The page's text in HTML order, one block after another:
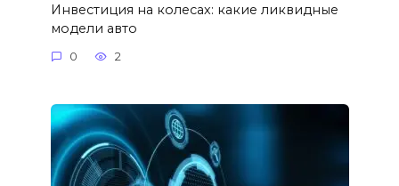
Инвестиция на колесах: какие ликвидные
модели авто
0 2